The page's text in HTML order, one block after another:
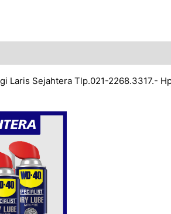
Laris Sejahtera Tlp.021-2268.3317.-